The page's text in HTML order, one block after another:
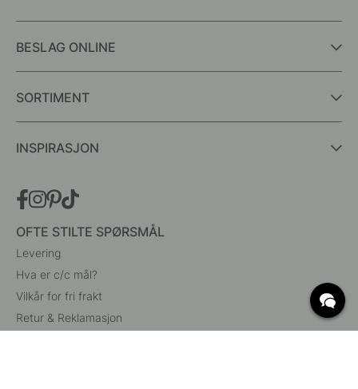
BESLAG ONLINE
SORTIMENT
INSPIRASJON
OFTE STILTE SPØRSMÅL
Levering
Hva er c/c mål?
Vilkår for fri frakt
Retur & Reklamasjon